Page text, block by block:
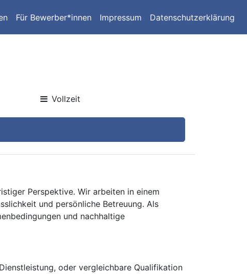
Für Bewerber*innen Impressum Datenschutzerklärung
Vollzeit
Perspektive. Wir arbeiten in einem
und persönliche Betreuung. Als
und nachhaltige
oder vergleichbare Qualifikation